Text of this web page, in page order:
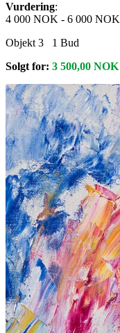
Vurdering:
4 000 NOK - 6 000 NOK
Objekt 3
1 Bud
Solgt for: 3 500,00 NOK